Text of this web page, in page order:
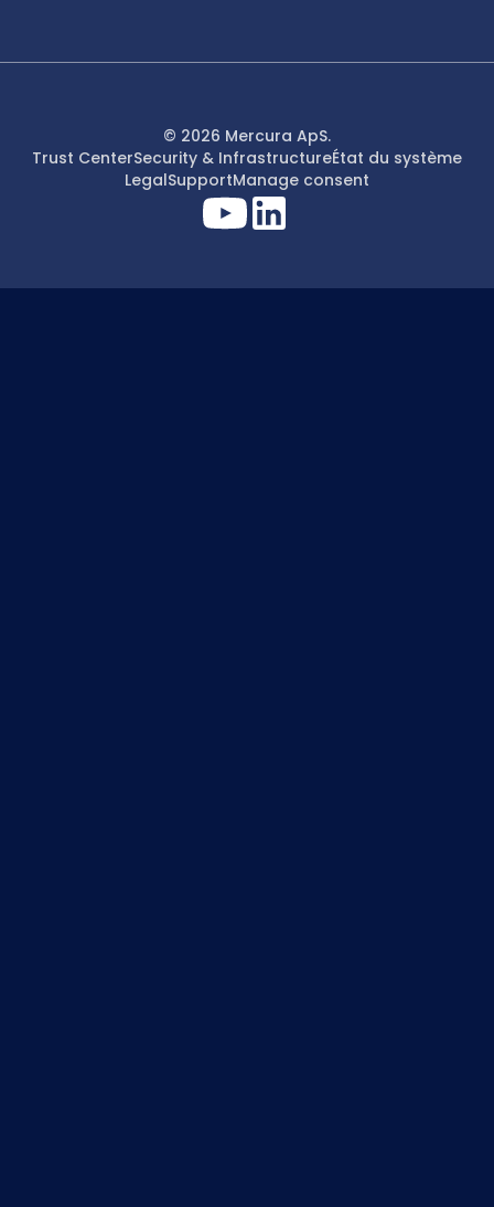
© 2026 Mercura ApS.
Trust CenterSecurity & InfrastructureÉtat du système
LegalSupportManage consent